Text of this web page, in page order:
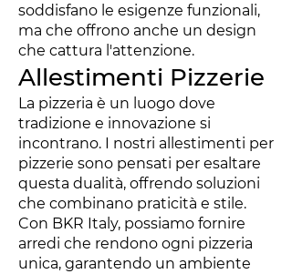
soddisfano le esigenze funzionali,
ma che offrono anche un design
che cattura l'attenzione.
Allestimenti Pizzerie
La pizzeria è un luogo dove
tradizione e innovazione si
incontrano. I nostri allestimenti per
pizzerie sono pensati per esaltare
questa dualità, offrendo soluzioni
che combinano praticità e stile.
Con BKR Italy, possiamo fornire
arredi che rendono ogni pizzeria
unica, garantendo un ambiente